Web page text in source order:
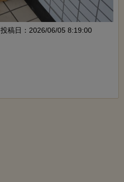
投稿日：2026/06/05 8:19:00